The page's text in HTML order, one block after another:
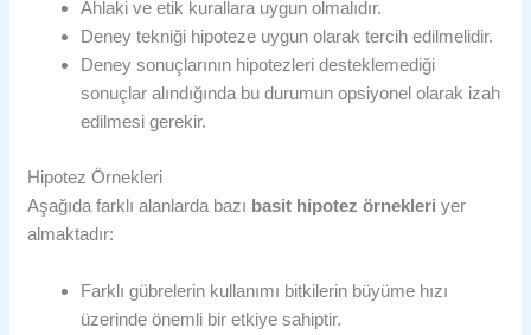
Ahlaki ve etik kurallara uygun olmalıdır.
Deney tekniği hipoteze uygun olarak tercih edilmelidir.
Deney sonuçlarının hipotezleri desteklemediği
sonuçlar alındığında bu durumun opsiyonel olarak izah
edilmesi gerekir.
Hipotez Örnekleri
Aşağıda farklı alanlarda bazı basit hipotez örnekleri yer
almaktadır:
Farklı gübrelerin kullanımı bitkilerin büyüme hızı
üzerinde önemli bir etkiye sahiptir.